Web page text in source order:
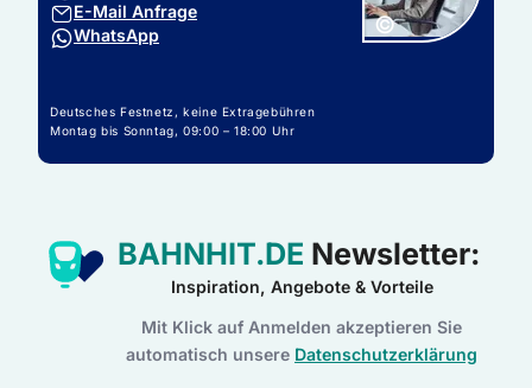
E-Mail Anfrage
WhatsApp
Deutsches Festnetz, keine Extragebühren
Montag bis Sonntag, 09:00 – 18:00 Uhr
Copyright:
©
BAHNHIT.DE Newsletter:
Inspiration, Angebote & Vorteile
Mit Klick auf Anmelden akzeptieren Sie
automatisch unsere Datenschutzerklärung